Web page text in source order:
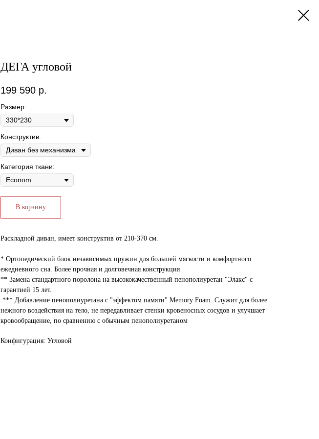
ДЕГА угловой
199 590 р.
Размер:
Конструктив:
Категория ткани:
В корзину
Раскладной диван, имеет конструктив от 210-370 см.
* Ортопедический блок независимых пружин для большей мягкости и комфортного
ежедневного сна. Более прочная и долговечная конструкция
** Замена стандартного поролона на высококачественный пенополиуретан "Элакс" с
гарантией 15 лет.
.*** Добавление пенополиуретана с "эффектом памяти" Memory Foam. Служит для более
нежного воздействия на тело, не передавливает стенки кровеносных сосудов и улучшает
кровообращение, по сравнению с обычным пенополиуретаном
Конфигурация: Угловой